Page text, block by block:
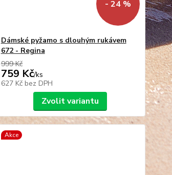
- 24 %
Dámské pyžamo s dlouhým rukávem
672 - Regina
999 Kč
759 Kč/ks
627 Kč bez DPH
Zvolit variantu
Akce